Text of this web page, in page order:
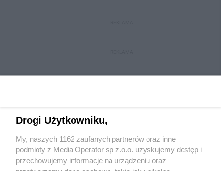
Wydawca mediówlokalnych
Drogi Użytkowniku,
My, naszych 1162 zaufanych partnerów oraz inne
podmioty z Media Operator sp z.o.o. uzyskujemy dostęp i
przechowujemy informacje na urządzeniu oraz